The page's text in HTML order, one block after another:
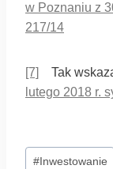
w Poznaniu z
217/14
[7] Tak
lutego 2018 r.
#Inwestowanie